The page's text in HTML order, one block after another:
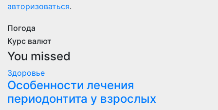
авторизоваться.
Погода
Курс валют
You missed
Здоровье
Особенности лечения
периодонтита у взрослых